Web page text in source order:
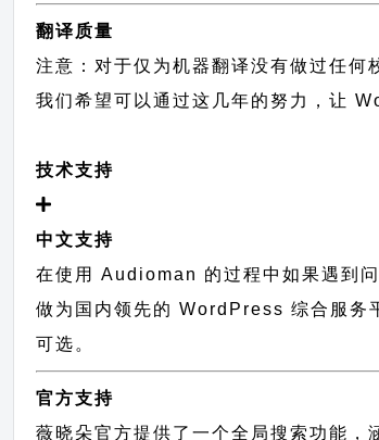
翻译质量
注意：对于仅为机器翻译没有做过任
我们希望可以通过这几年的努力，让
技术支持
中文支持
在使用 Audioman 的过程中如果遇到
做为国内领先的 WordPress 综合服务
可选。
官方支持
薇晓朵官方提供了一个全局搜索功能